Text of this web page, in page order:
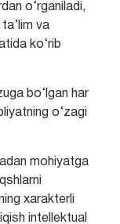
o‘rganiladi,
va
ko‘rib
bo‘lgan har
o‘zagi
mohiyatga
xarakterli
intellektual